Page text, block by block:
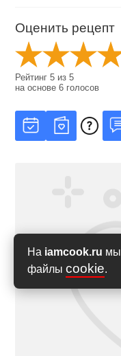
На iamcook.ru мы
файлы cookie.
Оценить рецепт
Рейтинг5 из5
на основе6 голосов